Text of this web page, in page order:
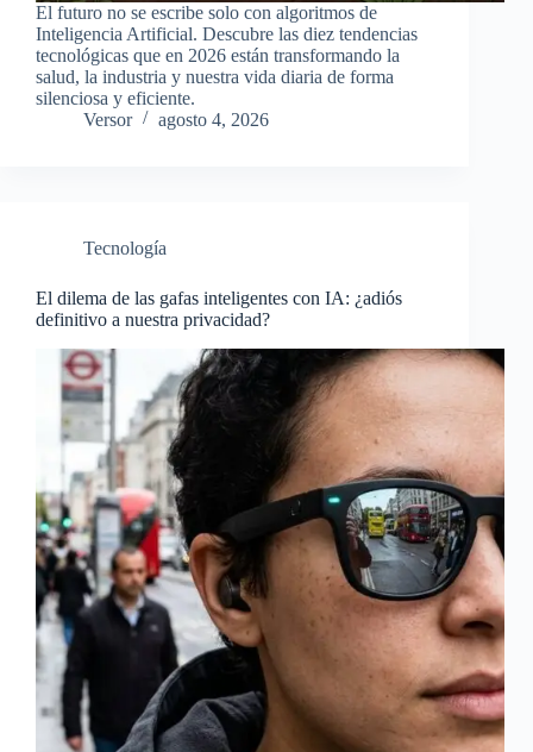
El futuro no se escribe solo con algoritmos de
Inteligencia Artificial. Descubre las diez tendencias
tecnológicas que en 2026 están transformando la
salud, la industria y nuestra vida diaria de forma
silenciosa y eficiente.
Versor
agosto 4, 2026
Tecnología
El dilema de las gafas inteligentes con IA: ¿adiós
definitivo a nuestra privacidad?